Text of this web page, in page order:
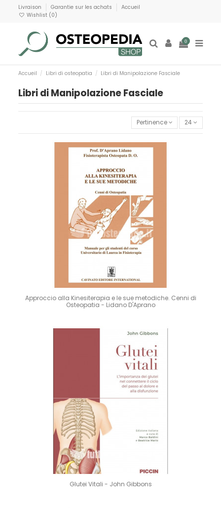
Livraison Garantie sur les achats
Accueil
Wishlist (0)
0
Accueil Libri di osteopatia Libri di Manipolazione Fasciale
Libri di Manipolazione Fasciale
Pertinence 24
Approccio alla Kinesiterapia e le sue metodiche. Cenni di
Osteopatia - Lidano D'Aprano
Glutei Vitali - John Gibbons